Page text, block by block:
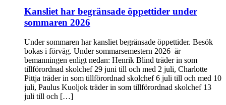
Kansliet har begränsade öppettider under
sommaren 2026
Under sommaren har kansliet begränsade öppettider. Besök
bokas i förväg. Under sommarsemestern 2026 är
bemanningen enligt nedan: Henrik Blind träder in som
tillförordnad skolchef 29 juni till och med 2 juli, Charlotte
Pittja träder in som tillförordnad skolchef 6 juli till och med 10
juli, Paulus Kuoljok träder in som tillförordnad skolchef 13
juli till och […]